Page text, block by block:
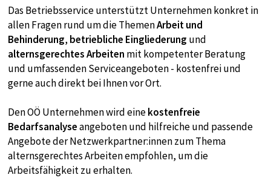
Das Betriebsservice unterstützt Unternehmen konkret in
allen Fragen rund um die ThemenArbeit und
Behinderung, betriebliche Eingliederung und
alternsgerechtes Arbeiten mit kompetenter Beratung
und umfassenden Serviceangeboten - kostenfrei und
gerne auch direkt bei Ihnen vor Ort.
Den OÖ Unternehmen wird einekostenfreie
Bedarfsanalyseangeboten und hilfreiche und passende
Angebote der Netzwerkpartner:innen zum Thema
alternsgerechtes Arbeiten empfohlen, um die
Arbeitsfähigkeit zu erhalten.
Diese Cookie speichert die benutzerspezifischen
Cookie-Einstellungen
Cookie Laufzeit:
1 year
STATISTIK
Statistik Cookies sammeln anonyme
Informationen über das Nutzerverhalten. Diese
Informationen helfen uns, das Verhalten unserer
Nutzer auf unserer Webseite besser zu